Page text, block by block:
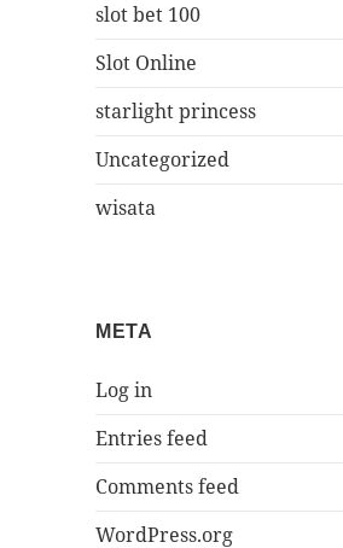
slot bet 100
Slot Online
starlight princess
Uncategorized
wisata
META
Log in
Entries feed
Comments feed
WordPress.org